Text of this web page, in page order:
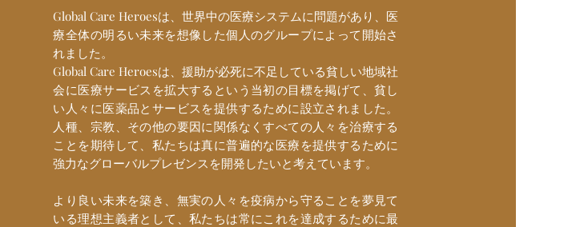
Global Care Heroesは、世界中の医療システムに問題があり、医
療全体の明るい未来を想像した個人のグループによって開始さ
れました。
Global Care Heroesは、援助が必死に不足している貧しい地域社
会に医療サービスを拡大するという当初の目標を掲げて、貧し
い人々に医薬品とサービスを提供するために設立されました。
人種、宗教、その他の要因に関係なくすべての人々を治療する
ことを期待して、私たちは真に普遍的な医療を提供するために
強力なグローバルプレゼンスを開発したいと考えています。
より良い未来を築き、無実の人々を疫病から守ることを夢見て
いる理想主義者として、私たちは常にこれを達成するために最